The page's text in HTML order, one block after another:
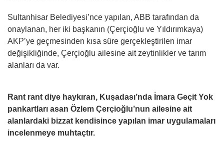
Sultanhisar Belediyesi’nce yapılan, ABB tarafından da
onaylanan, her iki başkanın (Çerçioğlu ve Yıldırımkaya)
AKP’ye geçmesinden kısa süre gerçekleştirilen imar
değişikliğinde, Çerçioğlu ailesine ait zeytinlikler ve tarım
alanları da var.
Rant rant diye haykıran, Kuşadası’nda İmara Geçit Yok
pankartları asan Özlem Çerçioğlu’nun ailesine ait
alanlardaki bizzat kendisince yapılan imar uygulamaları
incelenmeye muhtaçtır.